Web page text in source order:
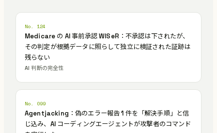
No. 124
Medicare の AI 事前承認 WISeR：不承認は下されたが、
その判定が根拠データに照らして独立に検証された証跡は
残らない
AI 判断の完全性
No. 099
Agentjacking：偽のエラー報告 1 件を「解決手順」と信
じ込み、AI コーディングエージェントが攻撃者のコマンド